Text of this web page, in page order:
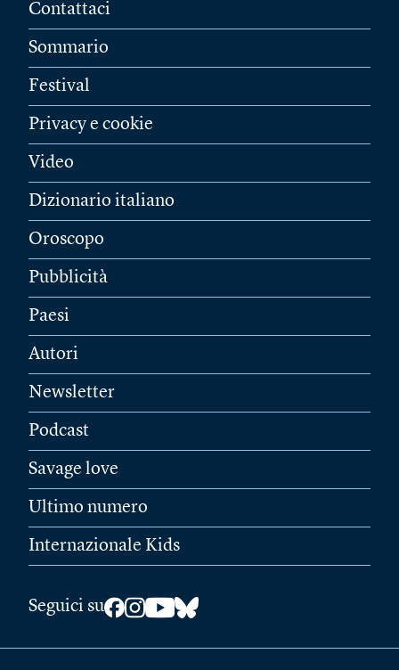
Contattaci
Sommario
Festival
Privacy e cookie
Video
Dizionario italiano
Oroscopo
Pubblicità
Paesi
Autori
Newsletter
Podcast
Savage love
Ultimo numero
Internazionale Kids
Seguici su